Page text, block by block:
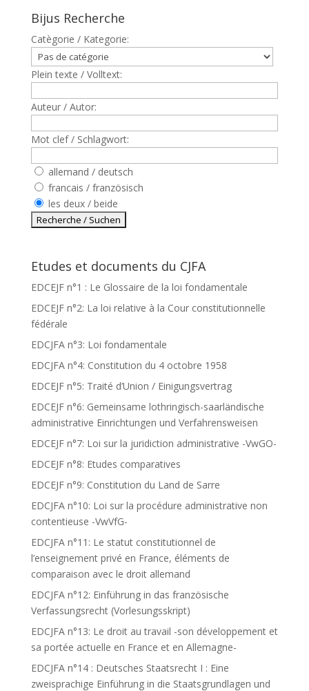
Bijus Recherche
Catègorie / Kategorie:
Plein texte / Volltext:
Auteur / Autor:
Mot clef / Schlagwort:
allemand / deutsch
francais / französisch
les deux / beide
Etudes et documents du CJFA
EDCEJF n°1 : Le Glossaire de la loi fondamentale
EDCEJF n°2: La loi relative à la Cour constitutionnelle
fédérale
EDCJFA n°3: Loi fondamentale
EDCJFA n°4: Constitution du 4 octobre 1958
EDCEJF n°5: Traité d’Union / Einigungsvertrag
EDCEJF n°6: Gemeinsame lothringisch-saarländische
administrative Einrichtungen und Verfahrensweisen
EDCEJF n°7: Loi sur la juridiction administrative -VwGO-
EDCEJF n°8: Etudes comparatives
EDCEJF n°9: Constitution du Land de Sarre
EDCJFA n°10: Loi sur la procédure administrative non
contentieuse -VwVfG-
EDCJFA n°11: Le statut constitutionnel de
l’enseignement privé en France, éléments de
comparaison avec le droit allemand
EDCJFA n°12: Einführung in das französische
Verfassungsrecht (Vorlesungsskript)
EDCJFA n°13: Le droit au travail -son développement et
sa portée actuelle en France et en Allemagne-
EDCJFA n°14 : Deutsches Staatsrecht I : Eine
zweisprachige Einführung in die Staatsgrundlagen und